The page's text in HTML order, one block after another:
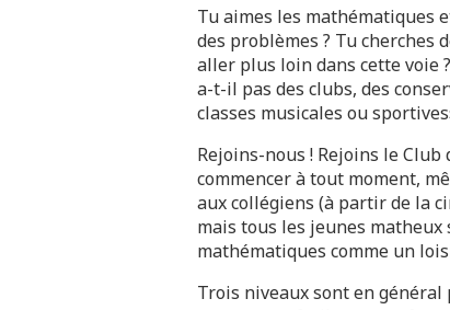
Tu aimes les mathématiques
des problèmes ? Tu cherches
aller plus loin dans cette voie
a-t-il pas des clubs, des
classes musicales ou
Rejoins-nous ! Rejoins le
commencer à tout moment,
aux collégiens (à partir de la
mais tous les jeunes
mathématiques comme un
Trois niveaux sont en